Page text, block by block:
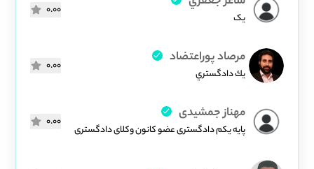
یک
0.00
مرصاد پوراعتضاد
يك دادگستري
0.00
مهناز جمشیدی
پایه یکم دادگستری عضو کانون وکلای دادگستری
0.00